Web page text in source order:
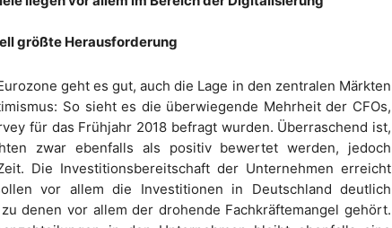
größte Herausforderung
geht es gut, auch die Lage in den zentralen Märkten
So sieht es die überwiegende Mehrheit der CFOs,
für das Frühjahr 2018 befragt wurden. Überraschend ist,
zwar ebenfalls als positiv bewertet werden, jedoch
Die Investitionsbereitschaft der Unternehmen erreicht
vor allem die Investitionen in Deutschland deutlich
denen vor allem der drohende Fachkräftemangel gehört.